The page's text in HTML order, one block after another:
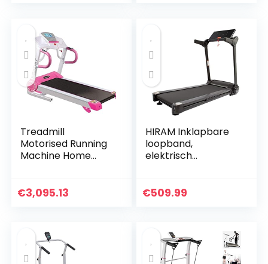
Treadmill
Motorised Running
Machine Home
Treadmill Machine
€3,095.13
HIRAM Inklapbare
loopband,
elektrisch
speedrunner met
€509.99